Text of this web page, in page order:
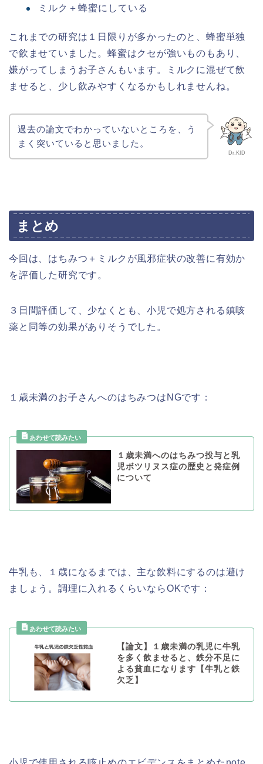
ミルク＋蜂蜜にしている
これまでの研究は１日限りが多かったのと、蜂蜜単独
で飲ませていました。蜂蜜はクセが強いものもあり、
嫌がってしまうお子さんもいます。ミルクに混ぜて飲
ませると、少し飲みやすくなるかもしれませんね。
Dr.KID
過去の論文でわかっていないところを、う
まく突いていると思いました。
まとめ
今回は、はちみつ＋ミルクが風邪症状の改善に有効か
を評価した研究です。
３日間評価して、少なくとも、小児で処方される鎮咳
薬と同等の効果がありそうでした。
１歳未満のお子さんへのはちみつはNGです：
１歳未満へのはちみつ投与と乳
児ボツリヌス症の歴史と発症例
について
牛乳も、１歳になるまでは、主な飲料にするのは避け
ましょう。調理に入れるくらいならOKです：
【論文】１歳未満の乳児に牛乳
を多く飲ませると、鉄分不足に
よる貧血になります【牛乳と鉄
欠乏】